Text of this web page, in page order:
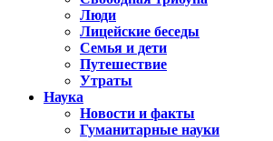
Люди
Лицейские беседы
Семья и дети
Путешествие
Утраты
Наука
Новости и факты
Гуманитарные науки